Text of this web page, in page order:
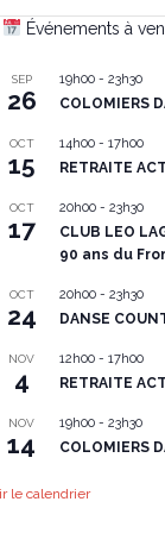
Événements à
SEP
26
19h00 - 23h30
COLOMIERS
OCT
15
14h00 - 17h00
RETRAITE
OCT
17
20h00 - 23h30
CLUB LEO
90 ans du
OCT
24
20h00 - 23h30
DANSE
NOV
4
12h00 - 17h00
RETRAITE
NOV
14
19h00 - 23h30
COLOMIERS
le calendrier